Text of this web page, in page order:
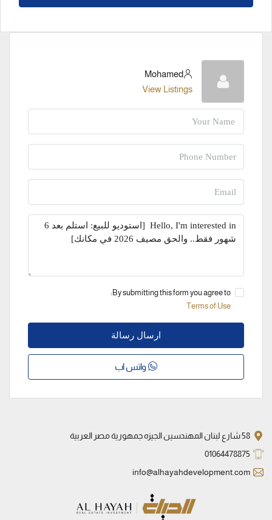
Mohamed
View Listings
By submitting this form you agree to:
Terms of Use
ارسال رسالة
واتس اب
58 شارع لبنان المهندسين الجيزه جمهورية مصر العربية
01064478875
info@alhayahdevelopment.com